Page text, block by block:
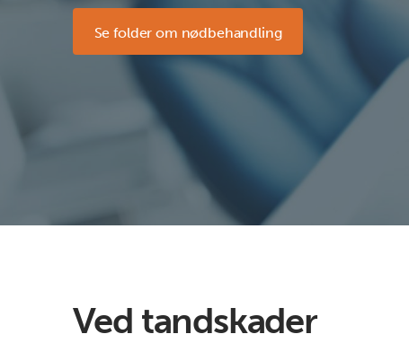
Se folder om nødbehandling
Ved tandskader